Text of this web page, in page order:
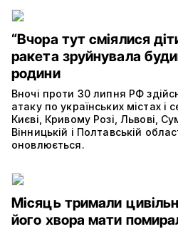
“Вчора тут сміялися
ракета зруйнувала
родини
Вночі проти 30 липня РФ
атаку по українських містах і
Києві, Кривому Розі, Львові,
Вінницькій і Полтавській
оновлюється.
Місяць тримали
його хвора мати